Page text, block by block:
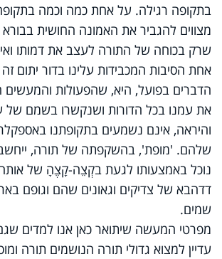
בתקופה רגילה. על אחת כמה וכמה
מצווים להגביר את האמונה החושית
שרק בכוחה של התורה לעצב את דמותו
אחת הסיבות המכבידות עלינו בדור יתום
הדברים בפועל, היא, שהפעולות והמעשים
את עמנו בכל הדורות ושנקשרו בשמם של
והיראה, אינם נשמעים בתקופתנו
שלהם. 'מופת', בהשקפתה של תורה,
נוכל באמצעותו לגעת בקְצֵה-קָצֶהָ של
דדהבא של צדיקים וגאונים שהם וגופם
שמים.
מפרטי המעשה שיתואר כאן אנו למדים
עדיין למצוא גדולי תורה הנושמים תורה